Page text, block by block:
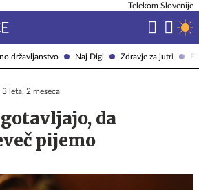
državljanstvo Naj Digi Zdravje za jutri
Telekom Slovenije
3 leta, 2 meseca
da
pijemo